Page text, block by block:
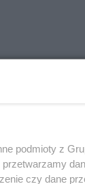
podmioty z
czy dane